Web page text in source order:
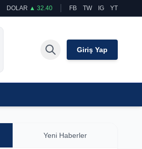
DOLAR ▲ 32.40 FB TW IG YT
Giriş Yap
Yeni Haberler